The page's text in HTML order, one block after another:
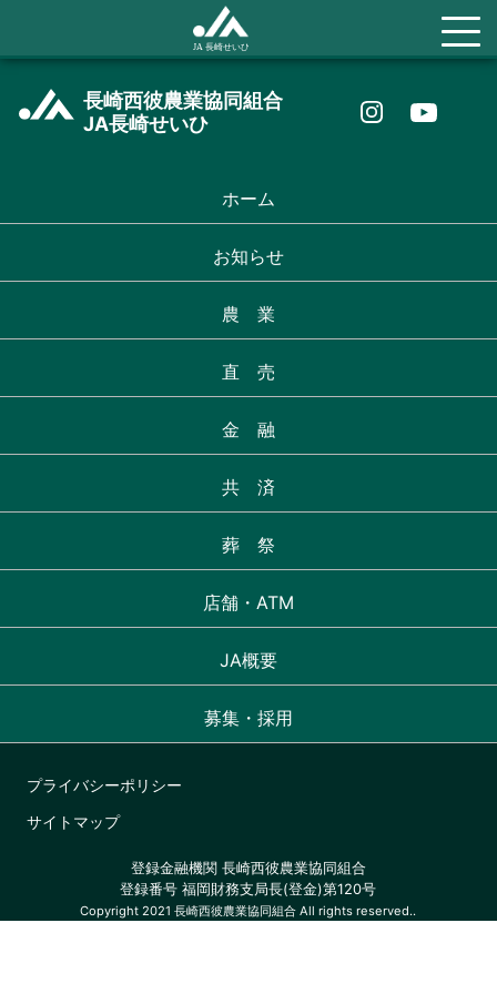
長崎西彼農業協同組合
JA長崎せいひ
ホーム
お知らせ
農 業
直 売
金 融
共 済
葬 祭
店舗・ATM
JA概要
募集・採用
プライバシーポリシー
サイトマップ
登録金融機関 長崎西彼農業協同組合
登録番号 福岡財務支局長(登金)第120号
Copyright 2021 長崎西彼農業協同組合 All rights reserved..